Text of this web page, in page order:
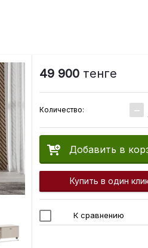
49 900 тенге
Количество: −
Добавить в
Купить в один
К сравнению